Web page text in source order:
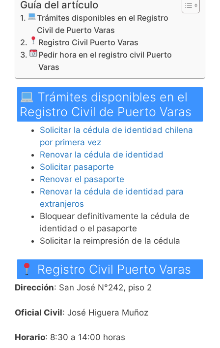
Guía del artículo
Trámites disponibles en el Registro
Civil de Puerto Varas
Registro Civil Puerto Varas
Pedir hora en el registro civil Puerto
Varas
Trámites disponibles en el
Registro Civil de Puerto Varas
Solicitar la cédula de identidad chilena
por primera vez
Renovar la cédula de identidad
Solicitar pasaporte
Renovar el pasaporte
Renovar la cédula de identidad para
extranjeros
Bloquear definitivamente la cédula de
identidad o el pasaporte
Solicitar la reimpresión de la cédula
Registro Civil Puerto Varas
Dirección: San José N°242, piso 2
Oficial Civil: José Higuera Muñoz
Horario: 8:30 a 14:00 horas